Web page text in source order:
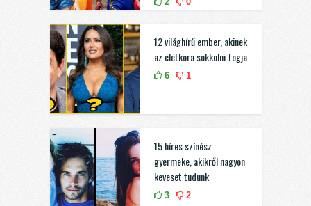
12 világhírű ember, akinek
az életkora sokkolni fogja
6 1
15 híres színész
gyermeke, akikről nagyon
keveset tudunk
3 2